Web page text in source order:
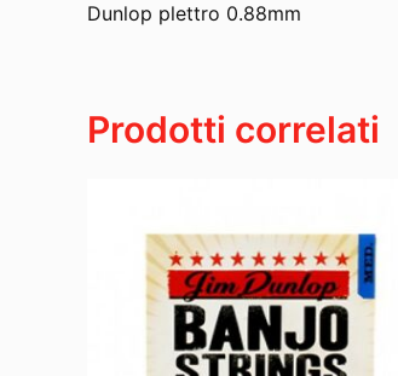
Dunlop plettro 0.88mm
Prodotti correlati